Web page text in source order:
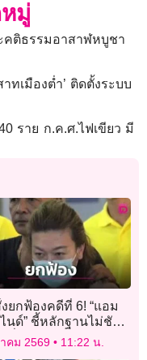
มู่
คติธรรมอาสาฬหบูชา
ทเมืองต่ำ’ ติดตั้งระบบ
ราย ก.ค.ศ.ไฟเขียว มี
ยกฟ้องคดีที่ 6! “แอม
นด์” ชี้หลักฐานไม่ชัด
เพื่อนสนิทปี 58
คม 2569 11:22 น.